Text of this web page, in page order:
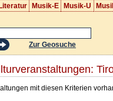
Musik-E Musik-U
Zur Geosuche
mit diesen Kriterien